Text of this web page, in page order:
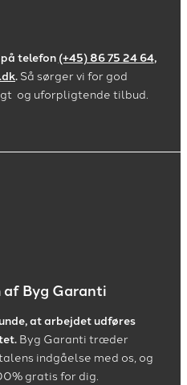
telefon (+45) 86 75 24 64,
. ​Så sørger vi for god
og uforpligtende tilbud.​
Byg Garanti
at arbejdet udføres
Byg Garanti træder
indgåelse med os, og
gratis for dig.